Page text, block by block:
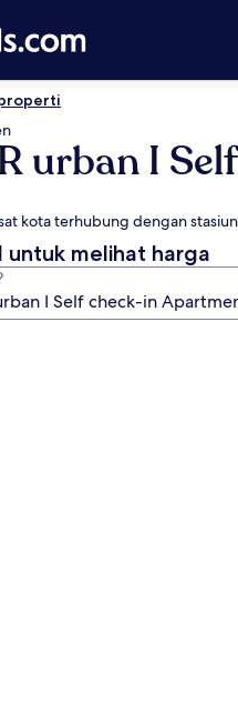
urban I
kota terhubung dengan
untuk melihat harga